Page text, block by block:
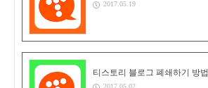
2017.05.19
티스토리 블로그 폐쇄하기 방법
2017.05.02